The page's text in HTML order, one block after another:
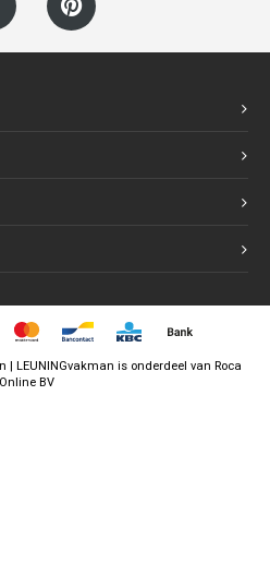
| LEUNINGvakman is onderdeel van Roca
Online BV